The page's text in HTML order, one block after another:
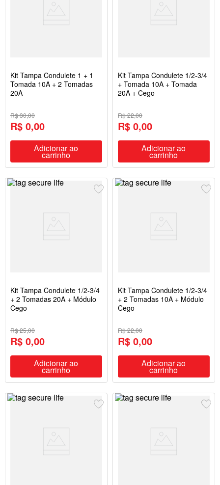
Kit Tampa Condulete 1 + 1
Tomada 10A + 2 Tomadas
20A
R$ 30,00
R$ 0,00
Adicionar ao
carrinho
Kit Tampa Condulete 1/2-3/4
+ Tomada 10A + Tomada
20A + Cego
R$ 22,00
R$ 0,00
Adicionar ao
carrinho
Kit Tampa Condulete 1/2-3/4
+ 2 Tomadas 20A + Módulo
Cego
R$ 25,00
R$ 0,00
Adicionar ao
carrinho
Kit Tampa Condulete 1/2-3/4
+ 2 Tomadas 10A + Módulo
Cego
R$ 22,00
R$ 0,00
Adicionar ao
carrinho